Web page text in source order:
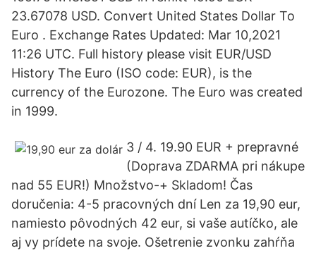
23.67078 USD. Convert United States Dollar To
Euro . Exchange Rates Updated: Mar 10,2021
11:26 UTC. Full history please visit EUR/USD
History The Euro (ISO code: EUR), is the
currency of the Eurozone. The Euro was created
in 1999.
3 / 4. 19.90 EUR + prepravné
(Doprava ZDARMA pri nákupe
nad 55 EUR!) Množstvo-+ Skladom! Čas
doručenia: 4-5 pracovných dní Len za 19,90 eur,
namiesto pôvodných 42 eur, si vaše autíčko, ale
aj vy prídete na svoje. Ošetrenie zvonku zahŕňa